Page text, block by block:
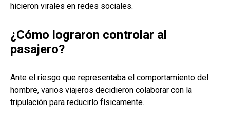
hicieron virales en redes sociales.
¿Cómo lograron controlar al
pasajero?
Ante el riesgo que representaba el comportamiento del
hombre, varios viajeros decidieron colaborar con la
tripulación para reducirlo físicamente.